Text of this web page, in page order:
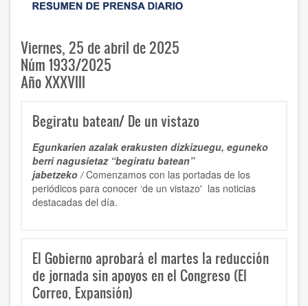
Viernes, 25 de abril de 2025
Núm 1933/2025
Año XXXVIII
Begiratu batean/ De un vistazo
Egunkarien azalak erakusten dizkizuegu, eguneko
berri nagusietaz “begiratu batean”
jabetzeko /Comenzamos con las portadas de los
periódicos para conocer ‘de un vistazo' las noticias
destacadas del día.
El Gobierno aprobará el martes la reducción
de jornada sin apoyos en el Congreso (El
Correo, Expansión)